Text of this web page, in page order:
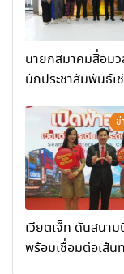
นายกสมาคมสื่อมว
นักประชาสัมพันธ์เ
การท่องเที่ยวแล
เชียงราย จัดกิจก
“การพัฒนาศักยภ
ประกอบการและเค
ธุรกิจ Wellness
เติบโตอย่างยั่งยืน
Rai Wellness
ข่
เวียตเจ็ท ดันสนา
พร้อมเชื่อมต่อเส้น